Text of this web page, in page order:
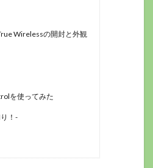
Wirelessの開封と外観
を使ってみた
！-